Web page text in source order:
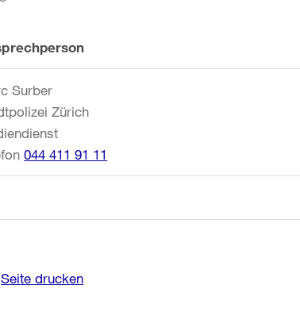
Surber
Zürich
044 411 91 11
Seite drucken